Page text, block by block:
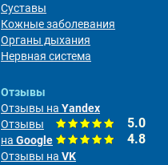
Суставы
Кожные заболевания
Органы дыхания
Нервная система
Отзывы
Отзывы на Yandex
5.0
Отзывы
на Google 4.8
Отзывы на VK